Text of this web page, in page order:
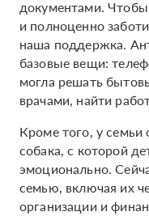
документами. Чтобы
и полноценно
наша поддержка.
базовые вещи:
могла решать
врачами, найти
Кроме того, у семьи
собака, с которой
эмоционально.
семью, включая их
организации и